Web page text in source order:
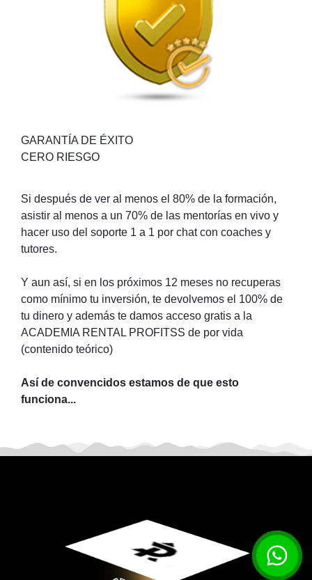
GARANTÍA DE ÉXITO
CERO RIESGO
Si después de ver al menos el 80% de la formación,
asistir al menos a un 70% de las mentorías en vivo y
hacer uso del soporte 1 a 1 por chat con coaches y
tutores.
Y aun así, si en los próximos 12 meses no recuperas
como mínimo tu inversión, te devolvemos el 100% de
tu dinero y además te damos acceso gratis a la
ACADEMIA RENTAL PROFITSS de por vida
(contenido teórico)
Así de convencidos estamos de que esto
funciona...